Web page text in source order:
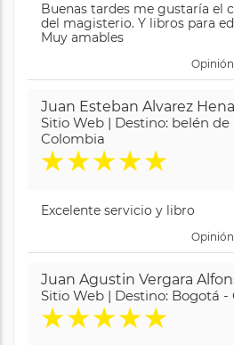
Buenas tardes me gustaría el
del magisterio. Y libros para
Muy amables
Juan Esteban Alvarez
Sitio Web | Destino: belén
Colombia
★★★★★
Excelente servicio y libro
Juan Agustin Vergara
Sitio Web | Destino: Bogotá -
★★★★★